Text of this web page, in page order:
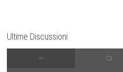
Ultime Discussioni
∞ 📺